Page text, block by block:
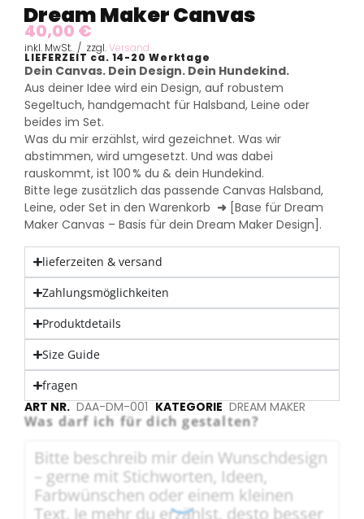
Dream Maker Canvas
40,00 €
inkl. MwSt. / zzgl.Versand
LIEFERZEIT ca. 14-20 Werktage
Dein Canvas. Dein Design. Dein Hundekind.
Aus deiner Idee wird ein Design, auf robustem
Segeltuch, handgemacht für Halsband, Leine oder
beides im Set.
Was du mir erzählst, wird gezeichnet. Was wir
abstimmen, wird umgesetzt. Und was dabei
rauskommt, ist 100 % du & dein Hundekind.
Bitte lege zusätzlich das passende Canvas Halsband,
Leine, oder Set in den Warenkorb ➜ [Base für Dream
Maker Canvas – Basis für dein Dream Maker Design ].
lieferzeiten & versand
Zahlungsmöglichkeiten
Produktdetails
Size Guide
fragen
ART NR. DAA-DM-001 KATEGORIE DREAM MAKER
Was darf ich für dich gestalten?